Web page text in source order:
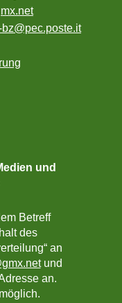
und
Betreff
des
an
und
an.